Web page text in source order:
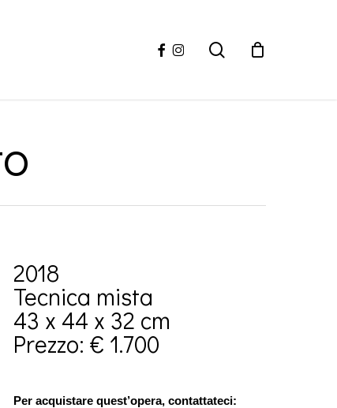
search
facebook
instagram
2018
Tecnica mista
43 x 44 x 32 cm
Prezzo: € 1.700
Per acquistare quest’opera, contattateci: